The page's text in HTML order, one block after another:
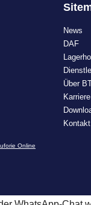
News
DAF
Über
Karriere
Kontakt
Online